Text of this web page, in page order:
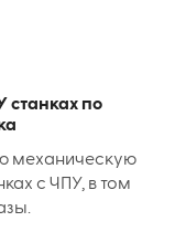
станках по
механическую
с ЧПУ, в том